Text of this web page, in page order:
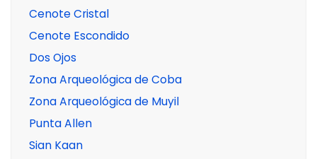
Cenote Cristal
Cenote Escondido
Dos Ojos
Zona Arqueológica de Coba
Zona Arqueológica de Muyil
Punta Allen
Sian Kaan